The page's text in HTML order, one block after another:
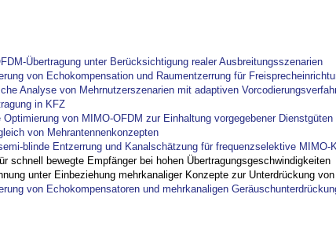
Übertragung unter Berücksichtigung realer Ausbreitungsszenarien
von Echokompensation und Raumentzerrung für
Analyse von Mehrnutzerszenarien mit adaptiven
in KFZ
von MIMO-OFDM zur Einhaltung vorgegebener
von Mehrantennenkonzepten
blinde Entzerrung und Kanalschätzung für frequenzselektive MIMO-
schnell bewegte Empfänger bei hohen Übertragungsgeschwindigkeiten
unter Einbeziehung mehrkanaliger Konzepte zur Unterdrückung
von Echokompensatoren und mehrkanaligen